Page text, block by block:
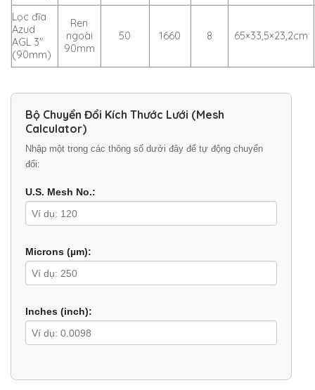
Lọc đĩa
Azud
AGL 3″
(90mm)
Ren
ngoài
90mm
50 1660 8 65×33,5×23,2cm
Bộ Chuyển Đổi Kích Thước Lưới (Mesh
Calculator)
Nhập một trong các thông số dưới đây để tự động chuyển
đổi:
U.S. Mesh No.:
Microns (µm):
Inches (inch):